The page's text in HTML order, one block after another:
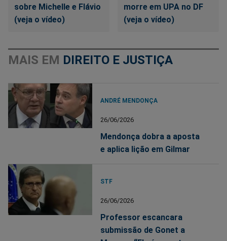
sobre Michelle e Flávio
(veja o vídeo)
morre em UPA no DF
(veja o vídeo)
MAIS EM DIREITO E JUSTIÇA
ANDRÉ MENDONÇA
26/06/2026
Mendonça dobra a aposta
e aplica lição em Gilmar
STF
26/06/2026
Professor escancara
submissão de Gonet a